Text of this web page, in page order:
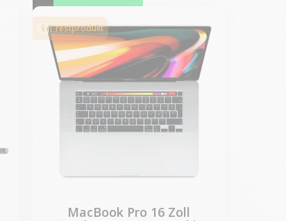
1 restprodukt
MacBook Pro 16 Zoll